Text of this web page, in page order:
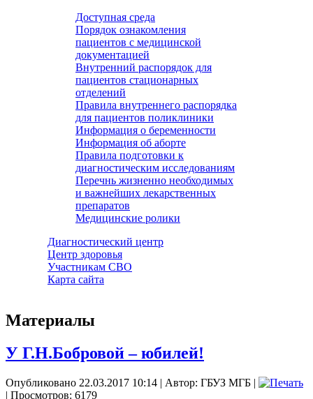
Доступная среда
Порядок ознакомления
пациентов с медицинской
документацией
Внутренний распорядок для
пациентов стационарных
отделений
Правила внутреннего распорядка
для пациентов поликлиники
Информация о беременности
Информация об аборте
Правила подготовки к
диагностическим исследованиям
Перечнь жизненно необходимых
и важнейших лекарственных
препаратов
Медицинские ролики
Диагностический центр
Центр здоровья
Участникам СВО
Карта сайта
Материалы
У Г.Н.Бобровой – юбилей!
Опубликовано 22.03.2017 10:14 | Автор: ГБУЗ МГБ |
| Просмотров: 6179